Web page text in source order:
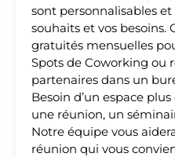
sont personnalisables et
souhaits et vos besoins.
gratuités mensuelles
Spots de Coworking ou
partenaires dans un
Besoin d’un espace
une réunion, un
Notre équipe vous
réunion qui vous